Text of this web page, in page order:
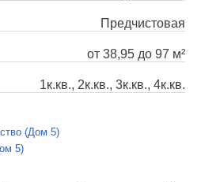
Предчистовая
от 38,95 до 97 м²
1к.кв., 2к.кв., 3к.кв., 4к.кв.
(Дом 5)
5)